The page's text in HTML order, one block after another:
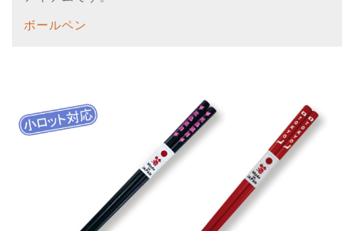
ボールペン